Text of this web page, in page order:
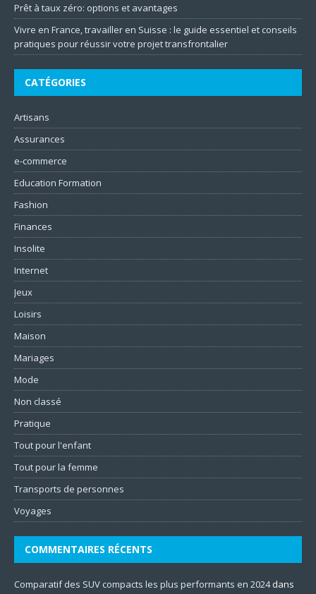
Prêt à taux zéro: options et avantages
Vivre en France, travailler en Suisse : le guide essentiel et conseils
pratiques pour réussir votre projet transfrontalier
CATÉGORIES
Artisans
Assurances
e-commerce
Education Formation
Fashion
Finances
Insolite
Internet
Jeux
Loisirs
Maison
Mariages
Mode
Non classé
Pratique
Tout pour l'enfant
Tout pour la femme
Transports de personnes
Voyages
COMMENTAIRES RÉCENTS
Comparatif des SUV compacts les plus performants en 2024dans